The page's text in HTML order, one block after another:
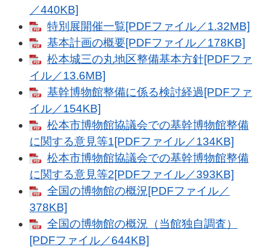
／440KB]
特別展開催一覧[PDFファイル／1.32MB]
基本計画の概要[PDFファイル／178KB]
松本城三の丸地区整備基本方針[PDFファ
イル／13.6MB]
基幹博物館整備に係る検討経過[PDFファ
イル／154KB]
松本市博物館協議会での基幹博物館整備
に関する意見等1[PDFファイル／134KB]
松本市博物館協議会での基幹博物館整備
に関する意見等2[PDFファイル／393KB]
全国の博物館の概況[PDFファイル／
378KB]
全国の博物館の概況（当館独自調査）
[PDFファイル／644KB]